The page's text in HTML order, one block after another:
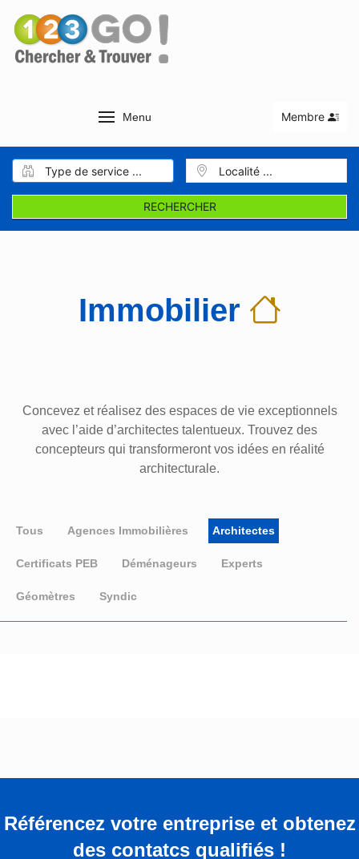
Menu Membre
RECHERCHER
Immobilier
Concevez et réalisez des espaces de vie exceptionnels
avec l’aide d’architectes talentueux. Trouvez des
concepteurs qui transformeront vos idées en réalité
architecturale.
Tous Agences Immobilières Architectes
Certificats PEB Déménageurs Experts
Géomètres Syndic
Référencez votre entreprise et obtenez
des contatcs qualifiés !